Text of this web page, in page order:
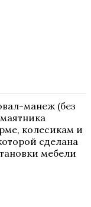
манеж (без
колесикам и
сделана
мебели